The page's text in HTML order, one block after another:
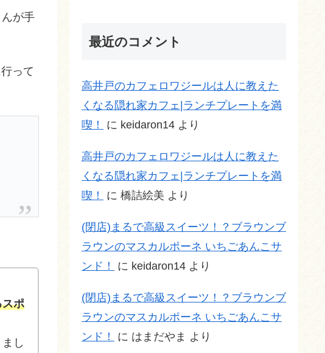
が手
って
スポ
し
最近のコメント
高井戸のカフェロワジールは人に教えた
くなる隠れ家カフェ|ランチプレートを満
喫！
に keidaron14 より
高井戸のカフェロワジールは人に教えた
くなる隠れ家カフェ|ランチプレートを満
喫！
に 橋詰絵美 より
(閉店)まるで高級スイーツ！？ブラウンブ
ラウンのマスカルポーネ いちごあんこサ
ンド！
に keidaron14 より
(閉店)まるで高級スイーツ！？ブラウンブ
ラウンのマスカルポーネ いちごあんこサ
ンド！
に はまだやま より